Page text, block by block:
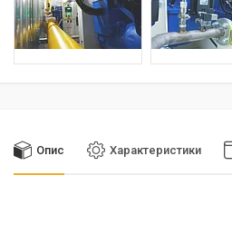
Опис Характеристики